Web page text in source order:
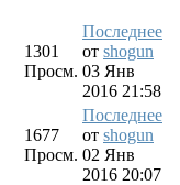
1301
Просм.
Последнее
от shogun
03 Янв
2016 21:58
1677
Просм.
Последнее
от shogun
02 Янв
2016 20:07